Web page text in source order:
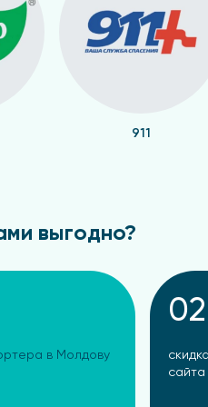
поставок:
– только
фито аптек – удобное
в фито
сети помогут
911
выгодно?
в Молдову
02
сайта